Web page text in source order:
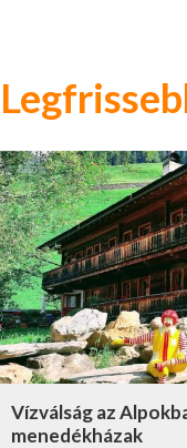
Vízválság az
menedékházak